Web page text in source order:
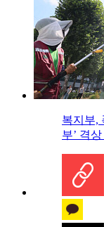
복지부,
부’ 격